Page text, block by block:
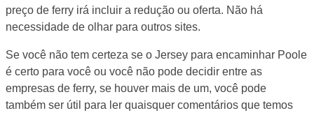
preço de ferry irá incluir a redução ou oferta. Não há
necessidade de olhar para outros sites.
Se você não tem certeza se o Jersey para encaminhar Poole
é certo para você ou você não pode decidir entre as
empresas de ferry, se houver mais de um, você pode
também ser útil para ler quaisquer comentários que temos